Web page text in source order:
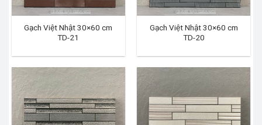
Gạch Việt Nhật 30×60 cm
TD-21
Gạch Việt Nhật 30×60 cm
TD-20